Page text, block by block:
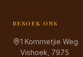
BESOEK ONS
1 Kommetjie Weg
Vishoek, 7975